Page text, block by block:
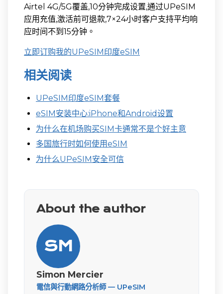
Airtel 4G/5G覆盖,10分钟完成设置,通过UPeSIM
应用充值,激活前可退款,7×24小时客户支持平均响
应时间不到15分钟。
立即订购我的UPeSIM印度eSIM
相关阅读
UPeSIM印度eSIM套餐
eSIM安装中心:iPhone和Android设置
为什么在机场购买SIM卡通常不是个好主意
多国旅行时如何使用eSIM
为什么UPeSIM安全可信
About the author
SM
Simon Mercier
電信與行動網路分析師 — UPeSIM